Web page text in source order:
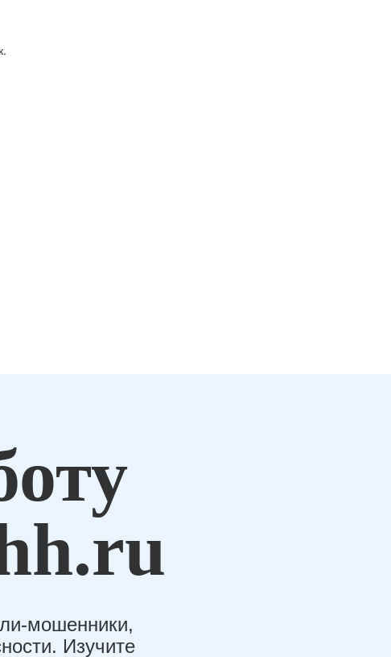
мошенники,
Изучите